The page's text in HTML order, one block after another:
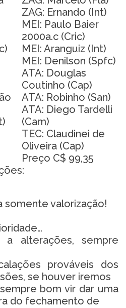
ZAG: Ernando (Int)
MEI: Paulo Baier
2000a.c (Cric)
MEI: Aranguiz (Int)
MEI: Denilson (Spfc)
ATA: Douglas
Coutinho (Cap)
ATA: Robinho (San)
ATA: Diego Tardelli
(Cam)
TEC: Claudinei de
Oliveira (Cap)
Preço C$ 99,35
somente valorização!
a alterações, sempre
prováveis dos
se houver iremos
bom vir dar uma
do fechamento de